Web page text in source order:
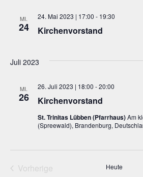
MI.
24 Kirchenvorstand
24. Mai 2023 | 17:00 - 19:30
Juli 2023
MI.
26 Kirchenvorstand
26. Juli 2023 | 18:00 -20:00
St. Trinitas Lübben (Pfarrhaus)Am
(Spreewald), Brandenburg,
Vorherige
Heute